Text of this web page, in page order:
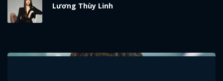
Lương Thùy Linh